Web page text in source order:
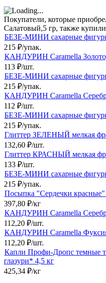
Покупатели, которые
Салатовый,5 гр, также купили
БЕЗЕ-МИНИ сахарные
215 ₽/упак.
КАНДУРИН Caramella
113 ₽/шт.
БЕЗЕ-МИНИ сахарные
215 ₽/упак.
КАНДУРИН Caramella
112 ₽/шт.
БЕЗЕ-МИНИ сахарные
215 ₽/упак.
Глиттер ЗЕЛЕНЫЙ мелкая
132,60 ₽/шт.
Глиттер КРАСНЫЙ мелкая
133 ₽/шт.
БЕЗЕ-МИНИ сахарные
215 ₽/упак.
Посыпка "Сердечки красные"
397,80 ₽/кг
КАНДУРИН Caramella
112,20 ₽/шт.
КАНДУРИН Caramella
112,20 ₽/шт.
Капли Профи-Дропс темные
глазури* 4,5 кг
425,34 ₽/кг